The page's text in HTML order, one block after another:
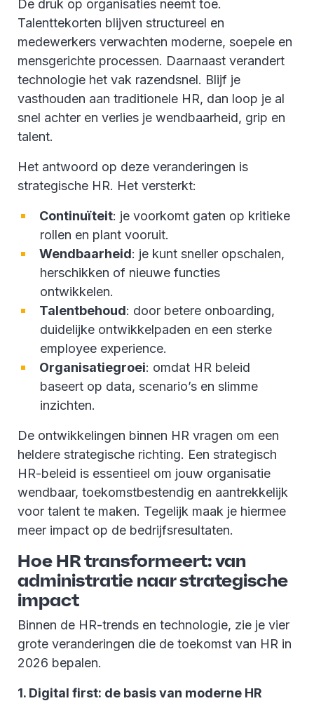
De druk op organisaties neemt toe.
Talenttekorten blijven structureel en
medewerkers verwachten moderne, soepele en
mensgerichte processen. Daarnaast verandert
technologie het vak razendsnel. Blijf je
vasthouden aan traditionele HR, dan loop je al
snel achter en verlies je wendbaarheid, grip en
talent.
Het antwoord op deze veranderingen is
strategische HR. Het versterkt:
Continuïteit: je voorkomt gaten op kritieke
rollen en plant vooruit.
Wendbaarheid: je kunt sneller opschalen,
herschikken of nieuwe functies
ontwikkelen.
Talentbehoud: door betere onboarding,
duidelijke ontwikkelpaden en een sterke
employee experience.
Organisatiegroei: omdat HR beleid
baseert op data, scenario’s en slimme
inzichten.
De ontwikkelingen binnen HR vragen om een
heldere strategische richting. Een strategisch
HR-beleid is essentieel om jouw organisatie
wendbaar, toekomstbestendig en aantrekkelijk
voor talent te maken. Tegelijk maak je hiermee
meer impact op de bedrijfsresultaten.
Hoe HR transformeert: van
administratie naar strategische
impact
Binnen de HR-trends en technologie, zie je vier
grote veranderingen die de toekomst van HR in
2026 bepalen.
1. Digital first: de basis van moderne HR